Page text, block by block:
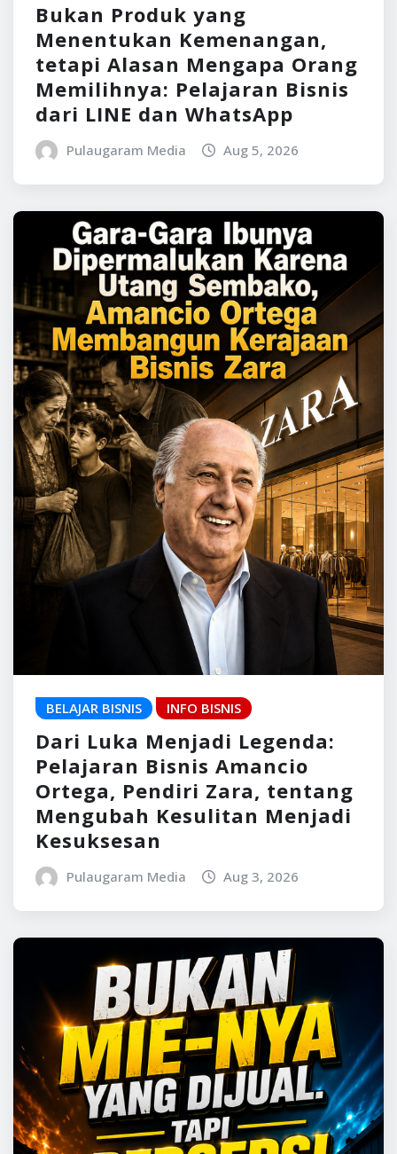
Bukan Produk yang
Menentukan Kemenangan,
tetapi Alasan Mengapa Orang
Memilihnya: Pelajaran Bisnis
dari LINE dan WhatsApp
Pulaugaram Media Aug 5, 2026
BELAJAR BISNIS INFO BISNIS
Dari Luka Menjadi Legenda:
Pelajaran Bisnis Amancio
Ortega, Pendiri Zara, tentang
Mengubah Kesulitan Menjadi
Kesuksesan
Pulaugaram Media Aug 3, 2026